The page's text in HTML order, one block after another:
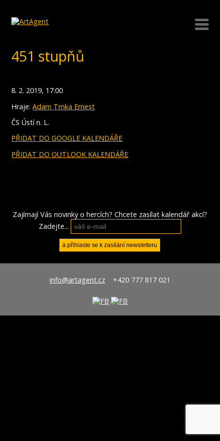
451 stupňů
8. 2. 2019, 17:00
Hraje:Adam Trnka Ernest
ČS Ústí n. L.
PŘIDAT DO GOOGLE KALENDÁŘE
PŘIDAT DO OUTLOOK KALENDÁŘE
Zajímají Vás novinky o hercích? Chcete zasílat kalendář akcí?
Zadejte...
info@artagent.cz+420 777 817 021